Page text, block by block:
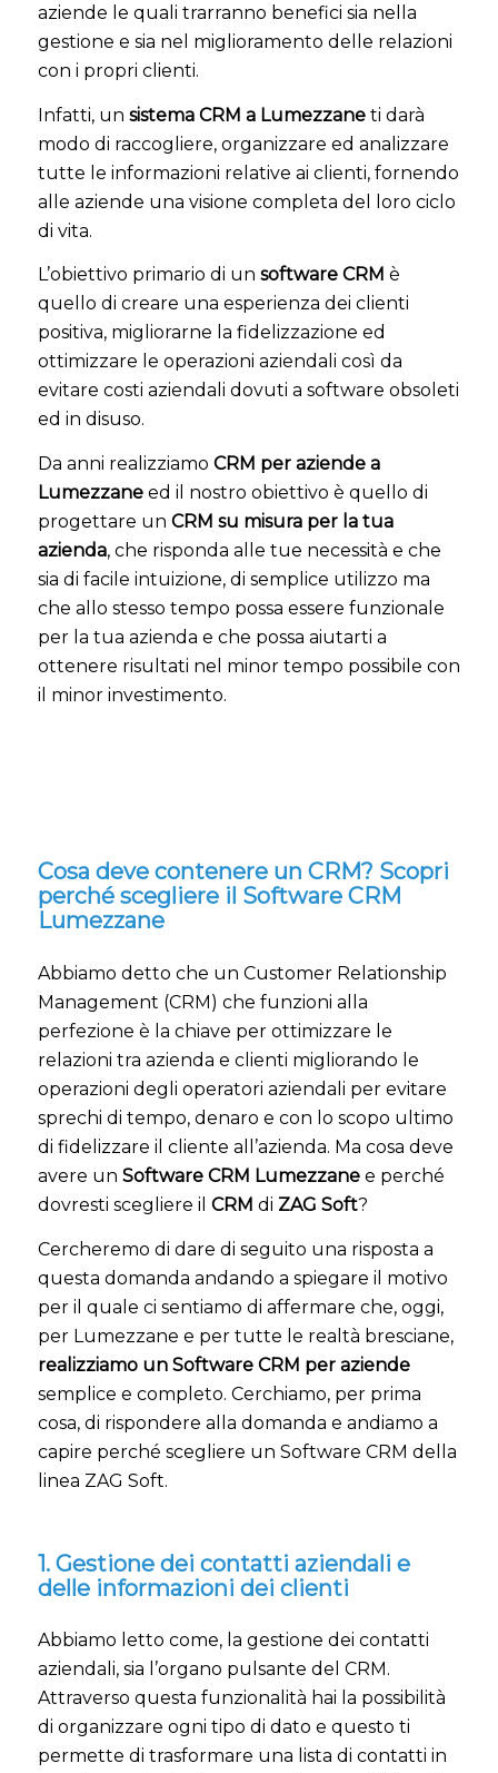
aziende le quali trarranno benefici sia nella
gestione e sia nel miglioramento delle relazioni
con i propri clienti.
Infatti, un sistema CRM a Lumezzane ti darà
modo di raccogliere, organizzare ed analizzare
tutte le informazioni relative ai clienti, fornendo
alle aziende una visione completa del loro ciclo
di vita.
L’obiettivo primario di un software CRM è
quello di creare una esperienza dei clienti
positiva, migliorarne la fidelizzazione ed
ottimizzare le operazioni aziendali così da
evitare costi aziendali dovuti a software obsoleti
ed in disuso.
Da anni realizziamo CRM per aziende a
Lumezzane ed il nostro obiettivo è quello di
progettare un CRM su misura per la tua
azienda, che risponda alle tue necessità e che
sia di facile intuizione, di semplice utilizzo ma
che allo stesso tempo possa essere funzionale
per la tua azienda e che possa aiutarti a
ottenere risultati nel minor tempo possibile con
il minor investimento.
Cosa deve contenere un CRM? Scopri
perché scegliere il Software CRM
Lumezzane
Abbiamo detto che un Customer Relationship
Management (CRM) che funzioni alla
perfezione è la chiave per ottimizzare le
relazioni tra azienda e clienti migliorando le
operazioni degli operatori aziendali per evitare
sprechi di tempo, denaro e con lo scopo ultimo
di fidelizzare il cliente all’azienda. Ma cosa deve
avere un Software CRM Lumezzanee perché
dovresti scegliere il CRM di ZAG Soft?
Cercheremo di dare di seguito una risposta a
questa domanda andando a spiegare il motivo
per il quale ci sentiamo di affermare che, oggi,
per Lumezzane e per tutte le realtà bresciane,
realizziamo un Software CRM per aziende
semplice e completo. Cerchiamo, per prima
cosa, di rispondere alla domanda e andiamo a
capire perché scegliere un Software CRM della
linea ZAG Soft.
1. Gestione dei contatti aziendali e
delle informazioni dei clienti
Abbiamo letto come, la gestione dei contatti
aziendali, sia l’organo pulsante del CRM.
Attraverso questa funzionalità hai la possibilità
di organizzare ogni tipo di dato e questo ti
permette di trasformare una lista di contatti in